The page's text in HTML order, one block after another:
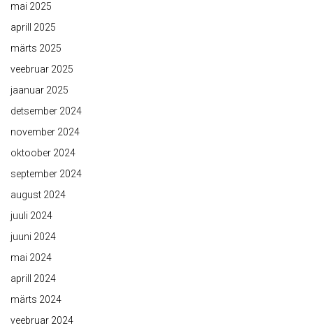
mai 2025
aprill 2025
märts 2025
veebruar 2025
jaanuar 2025
detsember 2024
november 2024
oktoober 2024
september 2024
august 2024
juuli 2024
juuni 2024
mai 2024
aprill 2024
märts 2024
veebruar 2024